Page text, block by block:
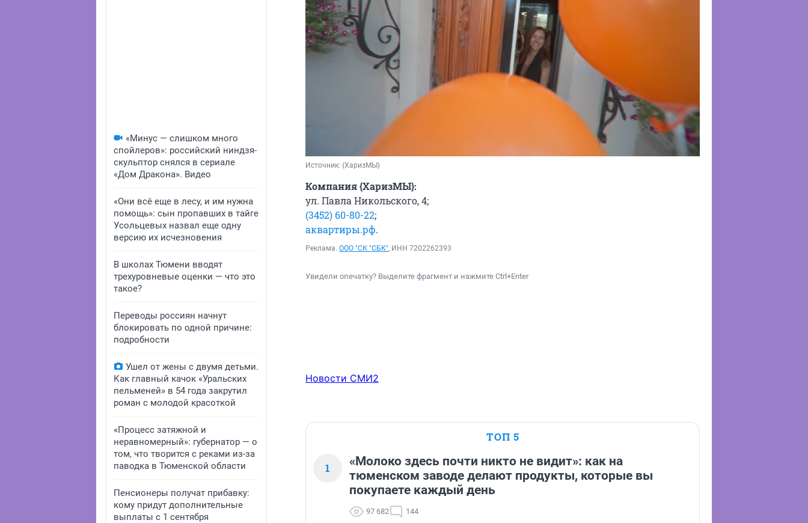
«Минус — слишком много
спойлеров»: российский ниндзя-
скульптор снялся в сериале
«Дом Дракона». Видео
«Они всё еще в лесу, и им нужна
помощь»: сын пропавших в тайге
Усольцевых назвал еще одну
версию их исчезновения
В школах Тюмени вводят
трехуровневые оценки — что это
такое?
Переводы россиян начнут
блокировать по одной причине:
подробности
Ушел от жены с двумя детьми.
Как главный качок «Уральских
пельменей» в 54 года закрутил
роман с молодой красоткой
«Процесс затяжной и
неравномерный»: губернатор — о
том, что творится с реками из-за
паводка в Тюменской области
Пенсионеры получат прибавку:
кому придут дополнительные
выплаты с 1 сентября
Источник: {ХаризМЫ}
Компания {ХаризМЫ}:
ул. Павла Никольского, 4;
(3452) 60-80-22;
аквартиры.рф.
Реклама. ООО "СК "СБК", ИНН 7202262393
Увидели опечатку? Выделите фрагмент и нажмите Ctrl+Enter
Новости СМИ2
ТОП 5
1
«Молоко здесь почти никто не видит»: как на
тюменском заводе делают продукты, которые вы
покупаете каждый день
97 682 144